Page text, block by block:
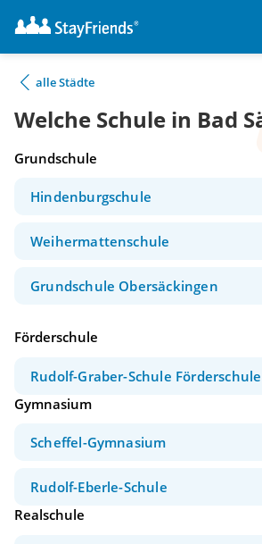
alle Städte
Welche Schule in Bad
Grundschule
Hindenburgschule
Weihermattenschule
Grundschule Obersäckingen
Förderschule
Rudolf-Graber-Schule Förderschule
Gymnasium
Scheffel-Gymnasium
Rudolf-Eberle-Schule
Realschule